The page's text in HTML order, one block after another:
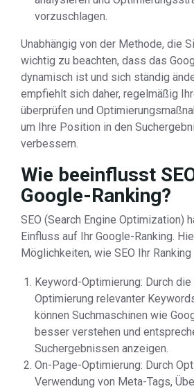
vorzuschlagen.
Unabhängig von der Methode, die
wichtig zu beachten, dass das
dynamisch ist und sich ständig
empfiehlt sich daher, regelmäßig
überprüfen und
um Ihre Position in den
verbessern.
Wie beeinflusst
Google-Ranking?
SEO (Search Engine Optimization)
Einfluss auf Ihr Google-Ranking.
Möglichkeiten, wie SEO Ihr
Keyword-Optimierung: Durch die
Optimierung relevanter
können Suchmaschinen wie
besser verstehen und
Suchergebnissen anzeigen.
On-Page-Optimierung: Durch
Verwendung von Meta-Tags,